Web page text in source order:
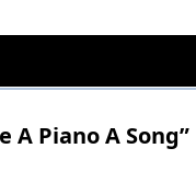
A Piano A Song”